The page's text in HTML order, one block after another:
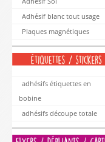
Adhésif blanc tout usage
Plaques magnétiques
adhésifs étiquettes en
bobine
adhésifs découpe totale